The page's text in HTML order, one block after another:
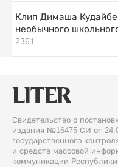
Клип Димаша
необычного
2361
Свидетельство о
издания №16475-СИ от
государственного
и средств массовой
коммуникации Республики